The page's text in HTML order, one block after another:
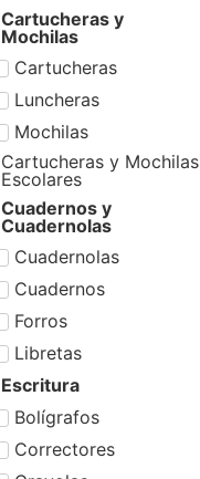
Cartucheras y
Mochilas
Cartucheras
Luncheras
Mochilas
Cartucheras y Mochilas
Escolares
Cuadernos y
Cuadernolas
Cuadernolas
Cuadernos
Forros
Libretas
Escritura
Bolígrafos
Correctores